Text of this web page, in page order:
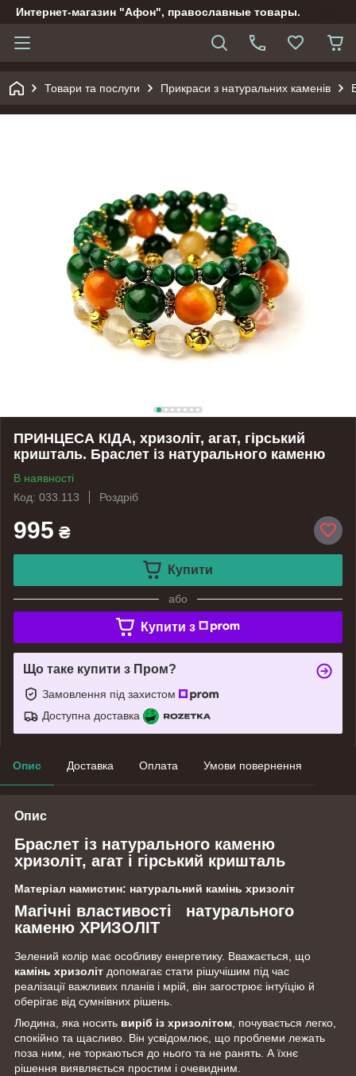
Интернет-магазин "Афон", православные товары.
Товари та послуги Прикраси з натуральних каменів
ПРИНЦЕСА КІДА, хризоліт, агат, гірський
кришталь. Браслет із натурального каменю
В наявності
Код: 033.113
Роздріб
995 ₴
Купити
або
Купити з
Що таке купити з Пром?
Замовлення під захистом
Доступна доставка
Опис Доставка Оплата Умови повернення
Опис
Браслет із натурального каменю
хризоліт, агат і гірський кришталь
Матеріал намистин: натуральний камінь хризоліт
Магічні властивості натурального
каменю ХРИЗОЛІТ
Зелений колір має особливу енергетику. Вважається, що
камінь хризоліт допомагає стати рішучішим під час
реалізації важливих планів і мрій, він загострює інтуїцію й
оберігає від сумнівних рішень.
Людина, яка носить виріб із хризолітом , почувається легко,
спокійно та щасливо. Він усвідомлює, що проблеми лежать
поза ним, не торкаються до нього та не ранять. А їхнє
рішення виявляється простим і очевидним.